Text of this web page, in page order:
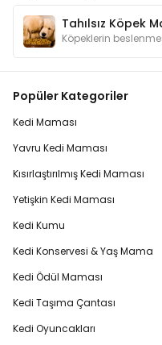
Popüler Kategoriler
Kedi Maması
Yavru Kedi Maması
Kısırlaştırılmış Kedi Maması
Yetişkin Kedi Maması
Kedi Kumu
Kedi Konservesi & Yaş Mama
Kedi Ödül Maması
Kedi Taşıma Çantası
Kedi Oyuncakları